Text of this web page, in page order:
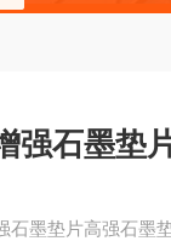
强石墨垫
石墨垫片高强石墨